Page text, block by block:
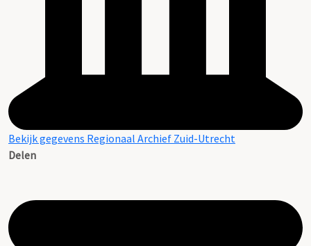
Bekijk gegevens Regionaal Archief Zuid-Utrecht
Delen